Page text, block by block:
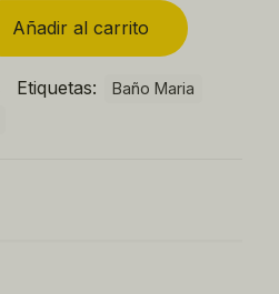
Añadir al carrito
Etiquetas:
Baño Maria